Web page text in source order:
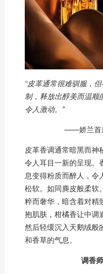
“皮革通常很难驯服，
制，释放出醇美而温顺
令人激动。”
——娇兰首
皮革香调通常暗黑而神
令人耳目一新的呈现。
息变得粉质而醉人，令
松软。如同麂皮般柔软
粹而奢华，暗含着对精
抱肌肤，柑橘香让中调
然后轻缓沉入天鹅绒般
和香草的气息。
调香